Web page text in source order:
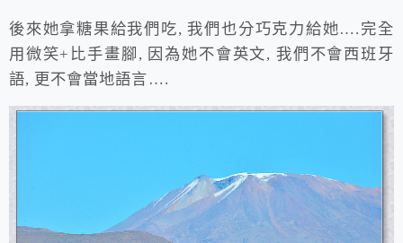
後來她拿糖果給我們吃, 我們也分巧克力給她….完全
用微笑+比手畫腳, 因為她不會英文, 我們不會西班牙
語, 更不會當地語言….